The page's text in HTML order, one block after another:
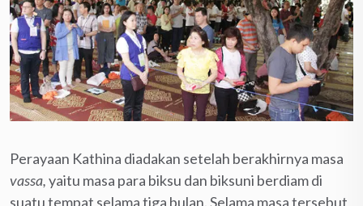
Perayaan Kathina diadakan setelah berakhirnya masa
vassa,yaitu masa para biksu dan biksuni berdiam di
suatu tempat selama tiga bulan. Selama masa tersebut